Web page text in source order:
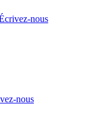
nous
nous